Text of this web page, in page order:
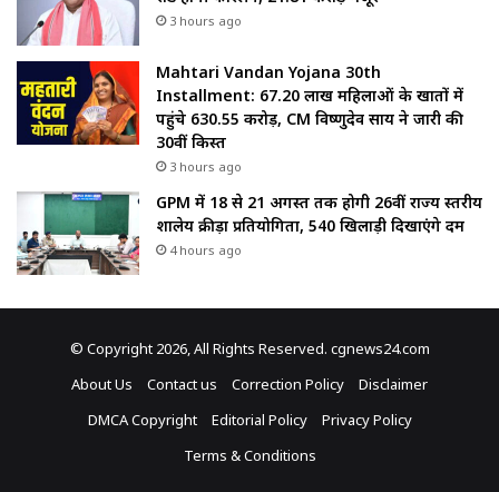
3 hours ago
Mahtari Vandan Yojana 30th
Installment: 67.20 लाख महिलाओं के खातों में
पहुंचे 630.55 करोड़, CM विष्णुदेव साय ने जारी की
30वीं किस्त
3 hours ago
GPM में 18 से 21 अगस्त तक होगी 26वीं राज्य स्तरीय
शालेय क्रीड़ा प्रतियोगिता, 540 खिलाड़ी दिखाएंगे दम
4 hours ago
© Copyright 2026, All Rights Reserved. cgnews24.com
About Us
Contact us Correction Policy
Disclaimer
DMCA Copyright
Editorial Policy
Privacy Policy
Terms & Conditions